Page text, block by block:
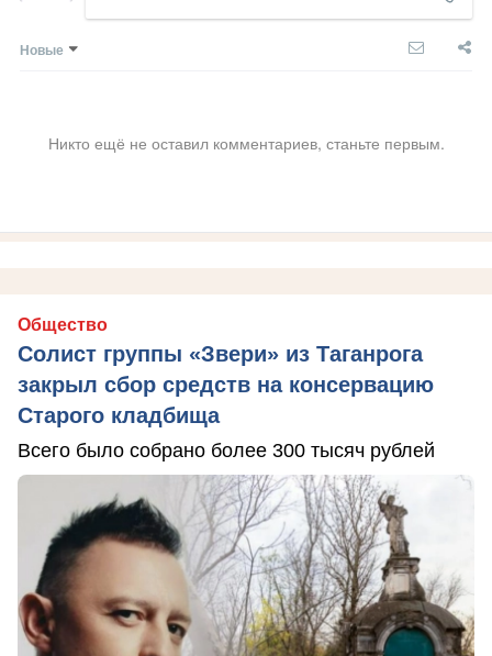
Новые
Никто ещё не оставил комментариев, станьте первым.
Общество
Солист группы «Звери» из Таганрога
закрыл сбор средств на консервацию
Старого кладбища
Всего было собрано более 300 тысяч рублей